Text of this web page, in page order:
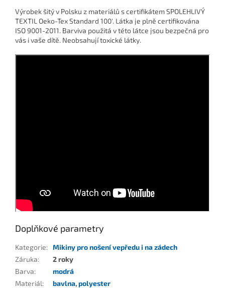
Výrobek šitý v Polsku z materiálů s certifikátem SPOLEHLIVÝ
TEXTIL Oeko-Tex Standard 100'. Látka je plně certifikována
ISO 9001-2011. Barviva použitá v této látce jsou bezpečná pro
vás i vaše dítě. Neobsahují toxické látky.
Doplňkové parametry
Kategorie: Mikiny pro nošení vepředu i na zádech
Záruka:
2 roky
Barva:
modrá
Materiál: bavlna,polyester